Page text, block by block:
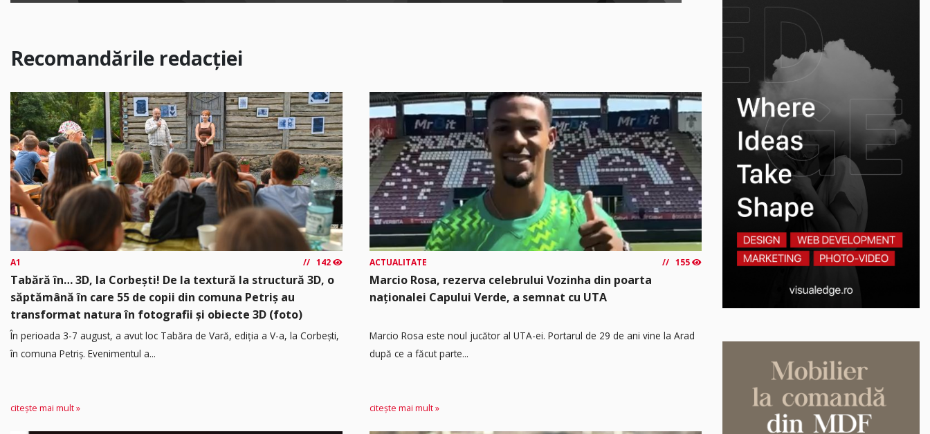
Recomandările redacției
A1 142
Tabără în… 3D, la Corbești! De la textură la structură 3D, o
săptămână în care 55 de copii din comuna Petriș au
transformat natura în fotografii și obiecte 3D (foto)
În perioada 3-7 august, a avut loc Tabăra de Vară, ediția a V-a, la Corbești,
în comuna Petriș. Evenimentul a...
citește mai mult »
ACTUALITATE 155
Marcio Rosa, rezerva celebrului Vozinha din poarta
naționalei Capului Verde, a semnat cu UTA
Marcio Rosa este noul jucător al UTA-ei. Portarul de 29 de ani vine la Arad
după ce a făcut parte...
citește mai mult »